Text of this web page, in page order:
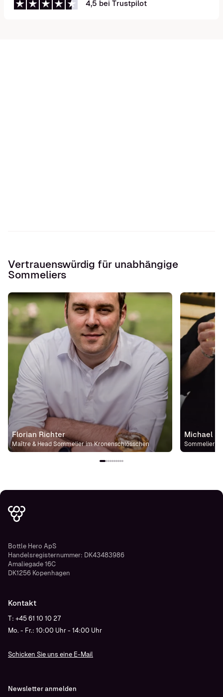
4,5 bei Trustpilot
Vertrauenswürdig für unabhängige
Sommeliers
Florian Richter
Maître & Head Sommelier im Kronenschlösschen
Michael
Sommelier
Bottle Hero ApS
Handelsregisternummer: DK43483986
Amaliegade 16C
DK1256 Kopenhagen
Kontakt
T: +45 61 10 10 27
Mo. - Fr.: 10:00 Uhr - 14:00 Uhr
Schicken Sie uns eine E-Mail
Newsletter anmelden